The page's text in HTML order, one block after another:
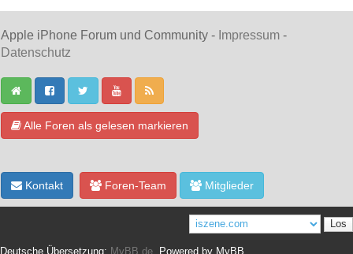
Apple iPhone Forum und Community - Impressum -
Datenschutz
Alle Foren als gelesen markieren
Kontakt Foren-Team Mitglieder
Deutsche Übersetzung: MyBB.de , Powered by MyBB